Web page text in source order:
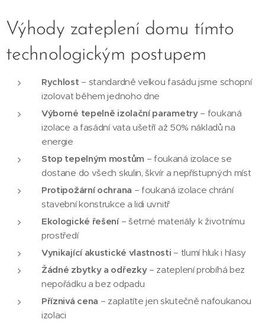
Výhody zateplení domu tímto
technologickým postupem
Rychlost – standardně velkou fasádu jsme schopní
izolovat během jednoho dne
Výborné tepelně izolační parametry– foukaná
izolace a fasádní vata ušetří až 50% nákladů na
energie
Stop tepelným mostům– foukaná izolace se
dostane do všech skulin, škvír a nepřístupných míst
Protipožární ochrana – foukaná izolace chrání
stavební konstrukce a lidi uvnitř
Ekologické řešení– šetrné materiály k životnímu
prostředí
Vynikající akustické vlastnosti – tlumí hluk i hlasy
Žádné zbytky a odřezky– zateplení probíhá bez
nepořádku a bez odpadu
Příznivá cena – zaplatíte jen skutečně nafoukanou
izolaci